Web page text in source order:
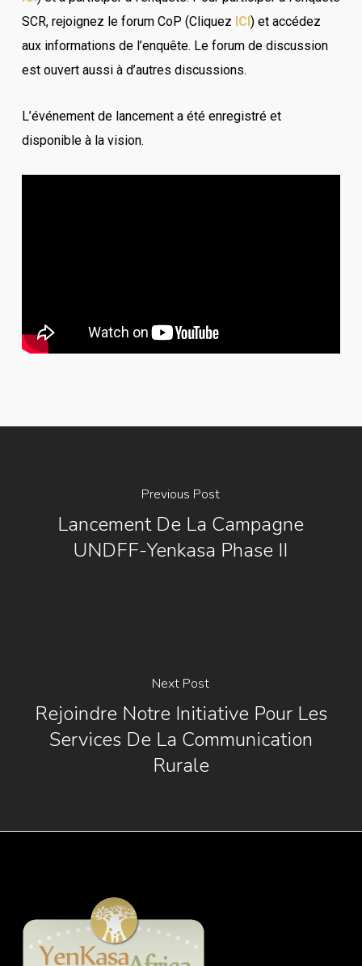
SCR, rejoignez le forum CoP (Cliquez ICI) et accédez
aux informations de l’enquête. Le forum de discussion
est ouvert aussi à d’autres discussions.
L’événement de lancement a été enregistré et
disponible à la vision.
Previous Post
Lancement De La Campagne
UNDFF-Yenkasa Phase II
Next Post
Rejoindre Notre Initiative Pour Les
Services De La Communication
Rurale